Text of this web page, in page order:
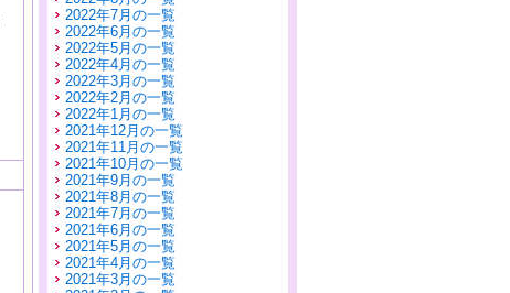
2022年7月の一覧
2022年6月の一覧
2022年5月の一覧
2022年4月の一覧
2022年3月の一覧
2022年2月の一覧
2022年1月の一覧
2021年12月の一覧
2021年11月の一覧
2021年10月の一覧
2021年9月の一覧
2021年8月の一覧
2021年7月の一覧
2021年6月の一覧
2021年5月の一覧
2021年4月の一覧
2021年3月の一覧